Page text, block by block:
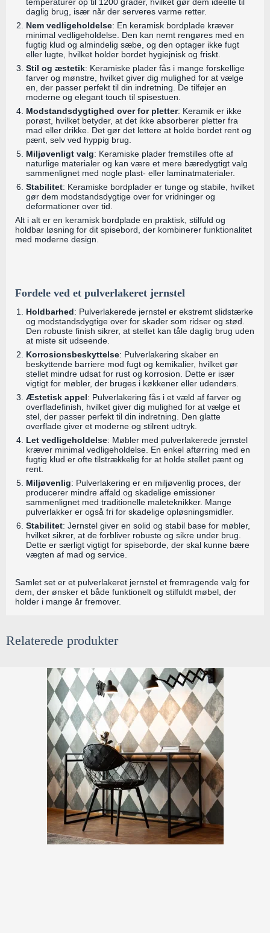
temperaturer op til 1200 grader, hvilket gør dem ideelle til
daglig brug, især når der serveres varme retter.
Nem vedligeholdelse: En keramisk bordplade kræver
minimal vedligeholdelse. Den kan nemt rengøres med en
fugtig klud og almindelig sæbe, og den optager ikke fugt
eller lugte, hvilket holder bordet hygiejnisk og friskt.
Stil og æstetik: Keramiske plader fås i mange forskellige
farver og mønstre, hvilket giver dig mulighed for at vælge
en, der passer perfekt til din indretning. De tilføjer en
moderne og elegant touch til spisestuen.
Modstandsdygtighed over for pletter: Keramik er ikke
porøst, hvilket betyder, at det ikke absorberer pletter fra
mad eller drikke. Det gør det lettere at holde bordet rent og
pænt, selv ved hyppig brug.
Miljøvenligt valg: Keramiske plader fremstilles ofte af
naturlige materialer og kan være et mere bæredygtigt valg
sammenlignet med nogle plast- eller laminatmaterialer.
Stabilitet: Keramiske bordplader er tunge og stabile, hvilket
gør dem modstandsdygtige over for vridninger og
deformationer over tid.
Alt i alt er en keramisk bordplade en praktisk, stilfuld og
holdbar løsning for dit spisebord, der kombinerer funktionalitet
med moderne design.
Fordele ved et pulverlakeret jernstel
Holdbarhed: Pulverlakerede jernstel er ekstremt slidstærke
og modstandsdygtige over for skader som ridser og stød.
Den robuste finish sikrer, at stellet kan tåle daglig brug uden
at miste sit udseende.
Korrosionsbeskyttelse: Pulverlakering skaber en
beskyttende barriere mod fugt og kemikalier, hvilket gør
stellet mindre udsat for rust og korrosion. Dette er især
vigtigt for møbler, der bruges i køkkener eller udendørs.
Æstetisk appel: Pulverlakering fås i et væld af farver og
overfladefinish, hvilket giver dig mulighed for at vælge et
stel, der passer perfekt til din indretning. Den glatte
overflade giver et moderne og stilrent udtryk.
Let vedligeholdelse: Møbler med pulverlakerede jernstel
kræver minimal vedligeholdelse. En enkel aftørring med en
fugtig klud er ofte tilstrækkelig for at holde stellet pænt og
rent.
Miljøvenlig: Pulverlakering er en miljøvenlig proces, der
producerer mindre affald og skadelige emissioner
sammenlignet med traditionelle maleteknikker. Mange
pulverlakker er også fri for skadelige opløsningsmidler.
Stabilitet: Jernstel giver en solid og stabil base for møbler,
hvilket sikrer, at de forbliver robuste og sikre under brug.
Dette er særligt vigtigt for spiseborde, der skal kunne bære
vægten af mad og service.
Samlet set er et pulverlakeret jernstel et fremragende valg for
dem, der ønsker et både funktionelt og stilfuldt møbel, der
holder i mange år fremover.
Relaterede produkter